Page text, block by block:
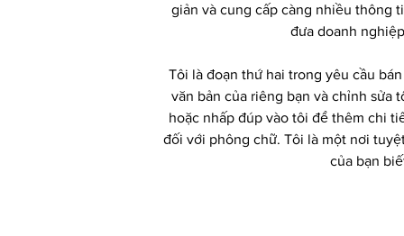
giản và cung cấp càng nhiều thông
đưa doanh
Tôi là đoạn thứ hai trong yêu cầu
văn bản của riêng bạn và chỉnh sửa
hoặc nhấp đúp vào tôi để thêm chi
đối với phông chữ. Tôi là một nơi
của bạn